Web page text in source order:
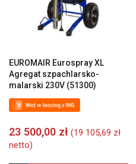
EUROMAIR Eurospray XL
Agregat szpachlarsko-
malarski 230V (51300)
23 500,00 zł (19 105,69 zł
netto)